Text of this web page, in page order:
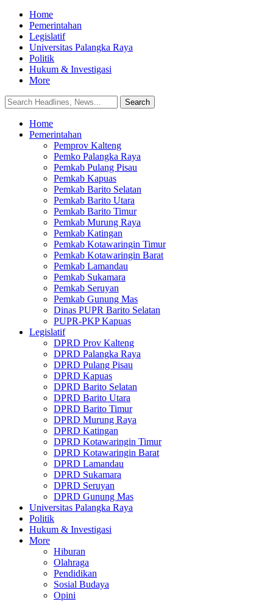
Home
Pemerintahan
Legislatif
Universitas Palangka Raya
Politik
Hukum & Investigasi
More
Home
Pemerintahan
Pemprov Kalteng
Pemko Palangka Raya
Pemkab Pulang Pisau
Pemkab Kapuas
Pemkab Barito Selatan
Pemkab Barito Utara
Pemkab Barito Timur
Pemkab Murung Raya
Pemkab Katingan
Pemkab Kotawaringin Timur
Pemkab Kotawaringin Barat
Pemkab Lamandau
Pemkab Sukamara
Pemkab Seruyan
Pemkab Gunung Mas
Dinas PUPR Barito Selatan
PUPR-PKP Kapuas
Legislatif
DPRD Prov Kalteng
DPRD Palangka Raya
DPRD Pulang Pisau
DPRD Kapuas
DPRD Barito Selatan
DPRD Barito Utara
DPRD Barito Timur
DPRD Murung Raya
DPRD Katingan
DPRD Kotawaringin Timur
DPRD Kotawaringin Barat
DPRD Lamandau
DPRD Sukamara
DPRD Seruyan
DPRD Gunung Mas
Universitas Palangka Raya
Politik
Hukum & Investigasi
More
Hiburan
Olahraga
Pendidikan
Sosial Budaya
Opini